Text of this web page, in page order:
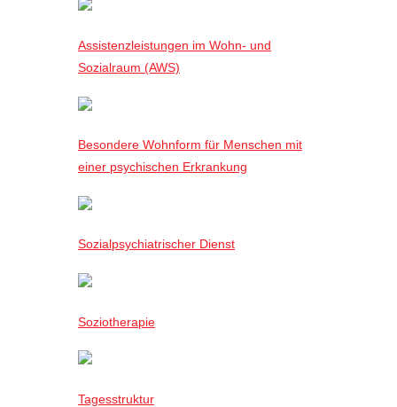
Assistenzleistungen im Wohn- und
Sozialraum (AWS)
Besondere Wohnform für Menschen mit
einer psychischen Erkrankung
Sozialpsychiatrischer Dienst
Soziotherapie
Tagesstruktur